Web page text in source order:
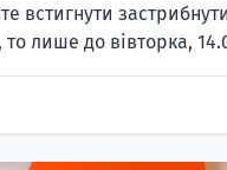
встигнути
то лише до вівторка,